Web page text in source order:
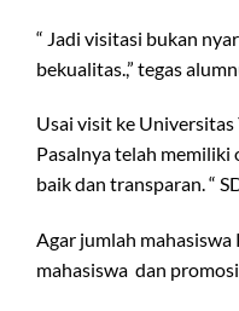
“ Jadi visitasi bukan
bekualitas.,” tegas
Usai visit ke
Pasalnya telah
baik dan transparan. “
Agar jumlah
mahasiswa dan